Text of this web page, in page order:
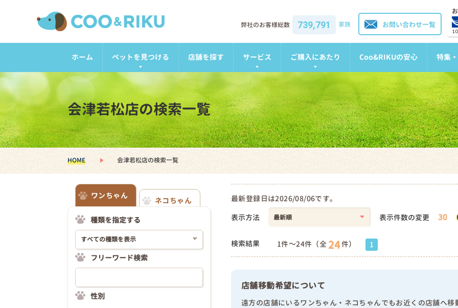
お問い合わせ一覧
弊社のお客様総数 739,791 家族
ホーム ペットを見つける 店舗を探す サービス ご購入にあたり Coo&RIKUの安心 特集
会津若松店の検索一覧
HOME 会津若松店の検索一覧
最新登録日は2026/08/06です。
表示方法
表示件数の変更 30
検索結果 1件～24件（全 24件） 1
店舗移動希望について
遠方の店舗にいるワンちゃん・ネコちゃんでもお近くの店舗へ移
ワンちゃん
ネコちゃん
種類を指定する
フリーワード検索
性別